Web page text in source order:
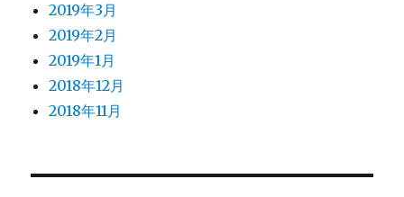
2019年3月
2019年2月
2019年1月
2018年12月
2018年11月